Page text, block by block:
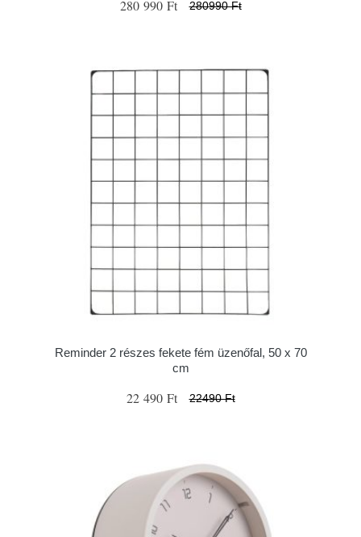
280 990 Ft 280990 Ft
Reminder 2 részes fekete fém üzenőfal, 50 x 70
cm
22 490 Ft 22490 Ft